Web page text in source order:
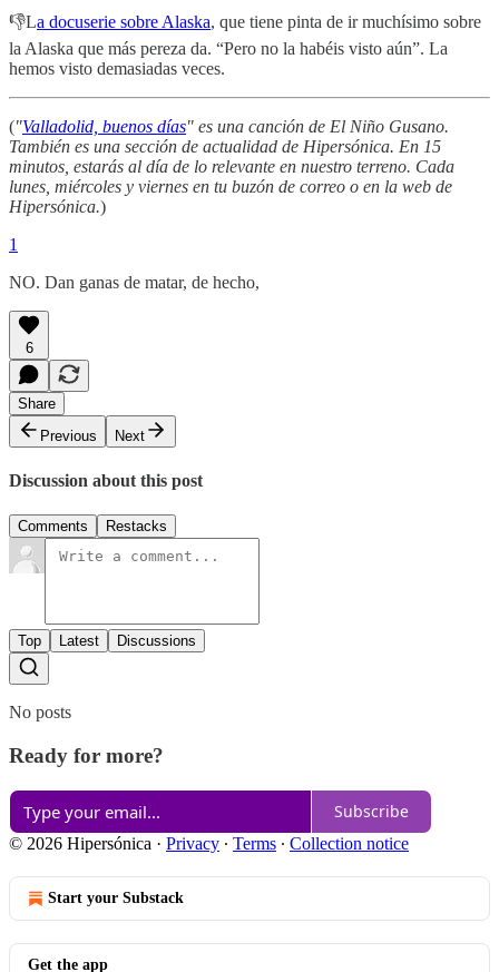
👎La docuserie sobre Alaska, que tiene pinta de ir muchísimo sobre
la Alaska que más pereza da. “Pero no la habéis visto aún”. La
hemos visto demasiadas veces.
("Valladolid, buenos días" es una canción de El Niño Gusano.
También es una sección de actualidad de Hipersónica. En 15
minutos, estarás al día de lo relevante en nuestro terreno. Cada
lunes, miércoles y viernes en tu buzón de correo o en la web de
Hipersónica.)
1
NO. Dan ganas de matar, de hecho,
6
Share
Previous
Next
Discussion about this post
Comments Restacks
Top Latest Discussions
No posts
Ready for more?
Subscribe
© 2026 Hipersónica · Privacy ∙ Terms ∙ Collection notice
Start your Substack
Get the app